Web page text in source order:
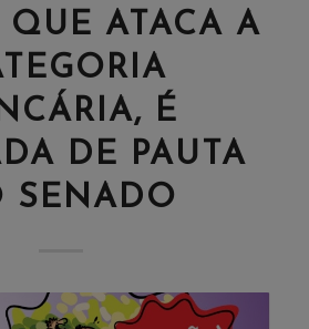
QUE ATACA A
É
DE PAUTA
SENADO